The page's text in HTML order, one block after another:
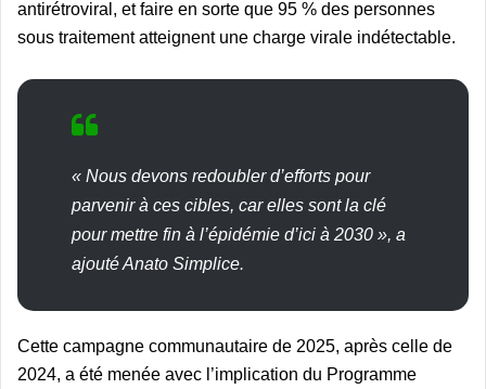
antirétroviral, et faire en sorte que 95 % des personnes
sous traitement atteignent une charge virale indétectable.
« Nous devons redoubler d’efforts pour
parvenir à ces cibles, car elles sont la clé
pour mettre fin à l’épidémie d’ici à 2030 », a
ajouté Anato Simplice.
Cette campagne communautaire de 2025, après celle de
2024, a été menée avec l’implication du Programme